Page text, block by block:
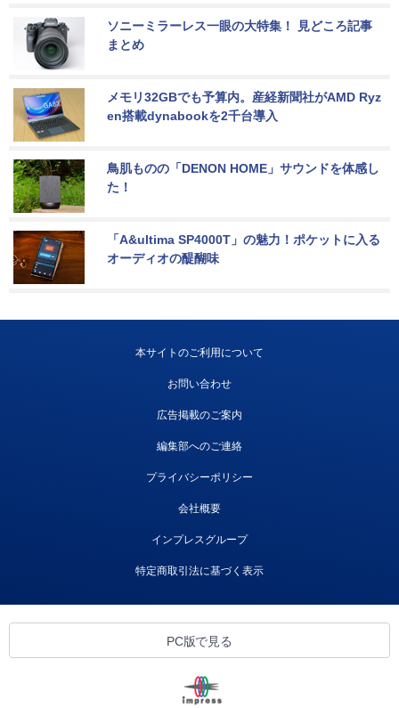
ソニーミラーレス一眼の大特集！ 見どころ記事
まとめ
メモリ32GBでも予算内。産経新聞社がAMD Ryz
en搭載dynabookを2千台導入
鳥肌ものの「DENON HOME」サウンドを体感し
た！
「A&ultima SP4000T」の魅力！ポケットに入る
オーディオの醍醐味
本サイトのご利用について
お問い合わせ
広告掲載のご案内
編集部へのご連絡
プライバシーポリシー
会社概要
インプレスグループ
特定商取引法に基づく表示
PC版で見る